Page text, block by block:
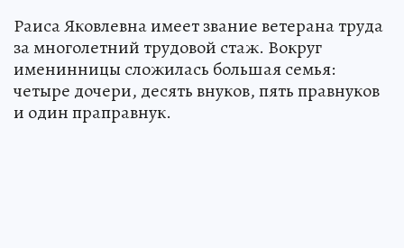
Раиса Яковлевна имеет звание ветерана труда
за многолетний трудовой стаж. Вокруг
именинницы сложилась большая семья:
четыре дочери, десять внуков, пять правнуков
и один праправнук.